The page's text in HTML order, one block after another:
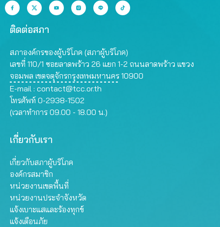
ติดต่อสภา
สภาองค์กรของผู้บริโภค (สภาผู้บริโภค)
เลขที่ 110/1 ซอยลาดพร้าว 26 แยก 1-2 ถนนลาดพร้าว แขวง
จอมพล เขตจตุจักรกรุงเทพมหานคร 10900
E-mail : contact@tcc.or.th
โทรศัพท์ 0-2938-1502
(เวลาทำการ 09.00 - 18.00 น.)
เกี่ยวกับเรา
เกี่ยวกับสภาผู้บริโภค
องค์กรสมาชิก
หน่วยงานเขตพื้นที่
หน่วยงานประจำจังหวัด
แจ้งเบาะแสและร้องทุกข์
แจ้งเตือนภัย